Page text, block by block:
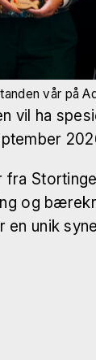
vår på
vil ha
fra
og
unik